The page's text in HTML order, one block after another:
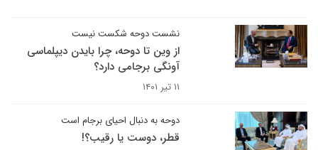
نشست دوحه شکست نیست
از وین تا دوحه، چرا بایدن دیپلماسی
آونگی برجامی دارد؟
۱۱ تیر ۱۴۰۱
دوحه به دنبال احیای برجام است
قطر، دوست یا رقیب؟!